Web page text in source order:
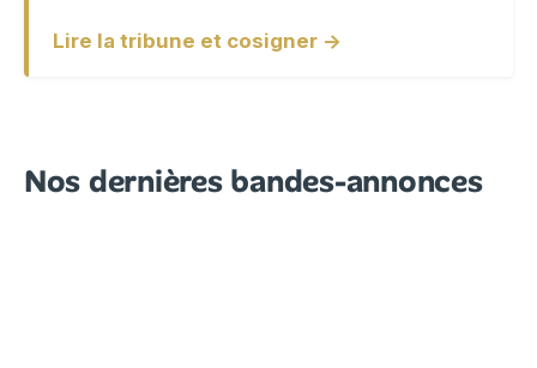
Lire la tribune et cosigner →
Nos dernières bandes-annonces